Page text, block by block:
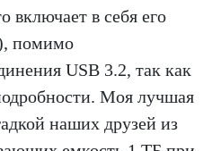
включает в себя его
помимо
USB 3.2, так как
Моя лучшая
наших друзей из